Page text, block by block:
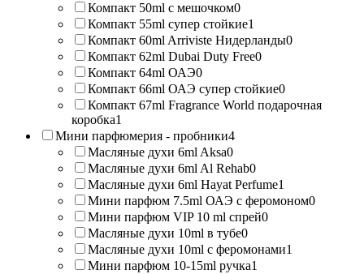
Компакт 50ml с мешочком0
Компакт 55ml супер стойкие1
Компакт 60ml Arriviste Нидерланды0
Компакт 62ml Dubai Duty Free0
Компакт 64ml ОАЭ0
Компакт 66ml ОАЭ супер стойкие0
Компакт 67ml Fragrance World подарочная
коробка1
Мини парфюмерия - пробники4
Масляные духи 6ml Aksa0
Масляные духи 6ml Al Rehab0
Масляные духи 6ml Hayat Perfume1
Мини парфюм 7.5ml ОАЭ с феромоном0
Мини парфюм VIP 10 ml спрей0
Масляные духи 10ml в тубе0
Масляные духи 10ml с феромонами1
Мини парфюм 10-15ml ручка1